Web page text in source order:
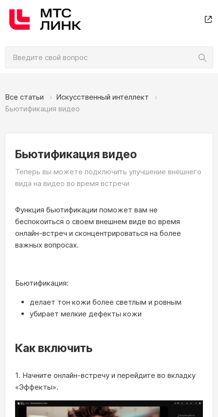
Все статьи
Искусственный интеллект
Бьютификация видео
Бьютификация видео
Теперь вы можете подключить улучшение внешнего
вида на видео во время встречи
Функция бьютификации поможет вам не
беспокоиться о своем внешнем виде во время
онлайн-встреч и сконцентрироваться на более
важных вопросах.
Бьютификация:
делает тон кожи более светлым и ровным
убирает мелкие дефекты кожи
Как включить
1. Начните онлайн-встречу и перейдите во вкладку
«Эффекты».